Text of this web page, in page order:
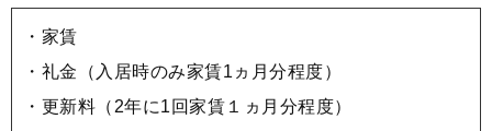
・家賃
・礼金（入居時のみ家賃1ヵ月分程度）
・更新料（2年に1回家賃１ヵ月分程度）